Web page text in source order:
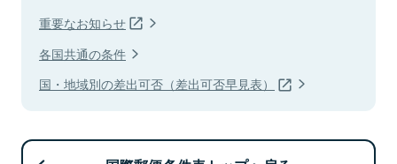
重要なお知らせ
各国共通の条件
国・地域別の差出可否（差出可否早見表）